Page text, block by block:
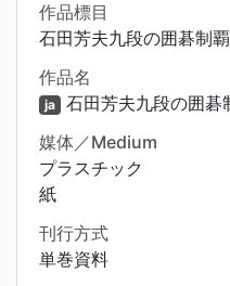
作品標目
石田芳夫九段の囲碁制覇
作品名
ja 石田芳夫九段の囲碁
媒体／Medium
プラスチック
紙
刊行方式
単巻資料